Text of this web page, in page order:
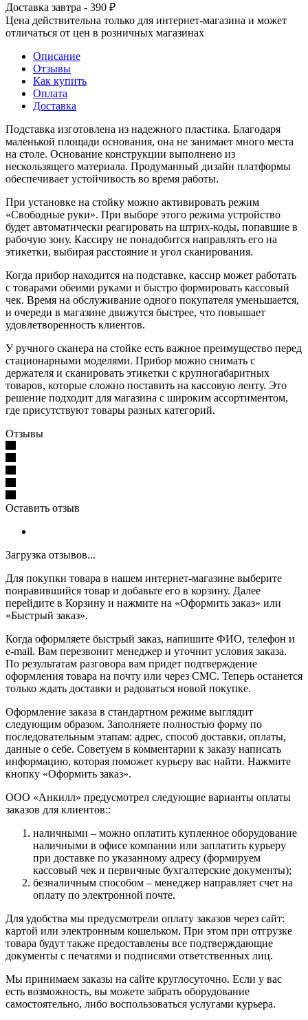
Доставка завтра - 390 ₽
Цена действительна только для интернет-магазина и может
отличаться от цен в розничных магазинах
Описание
Отзывы
Как купить
Оплата
Доставка
Подставка изготовлена из надежного пластика. Благодаря
маленькой площади основания, она не занимает много места
на столе. Основание конструкции выполнено из
нескользящего материала. Продуманный дизайн платформы
обеспечивает устойчивость во время работы.
При установке на стойку можно активировать режим
«Свободные руки». При выборе этого режима устройство
будет автоматически реагировать на штрих-коды, попавшие в
рабочую зону. Кассиру не понадобится направлять его на
этикетки, выбирая расстояние и угол сканирования.
Когда прибор находится на подставке, кассир может работать
с товарами обеими руками и быстро формировать кассовый
чек. Время на обслуживание одного покупателя уменьшается,
и очереди в магазине движутся быстрее, что повышает
удовлетворенность клиентов.
У ручного сканера на стойке есть важное преимущество перед
стационарными моделями. Прибор можно снимать с
держателя и сканировать этикетки с крупногабаритных
товаров, которые сложно поставить на кассовую ленту. Это
решение подходит для магазина с широким ассортиментом,
где присутствуют товары разных категорий.
Отзывы
Оставить отзыв
Загрузка отзывов...
Для покупки товара в нашем интернет-магазине выберите
понравившийся товар и добавьте его в корзину. Далее
перейдите в Корзину и нажмите на «Оформить заказ» или
«Быстрый заказ».
Когда оформляете быстрый заказ, напишите ФИО, телефон и
e-mail. Вам перезвонит менеджер и уточнит условия заказа.
По результатам разговора вам придет подтверждение
оформления товара на почту или через СМС. Теперь останется
только ждать доставки и радоваться новой покупке.
Оформление заказа в стандартном режиме выглядит
следующим образом. Заполняете полностью форму по
последовательным этапам: адрес, способ доставки, оплаты,
данные о себе. Советуем в комментарии к заказу написать
информацию, которая поможет курьеру вас найти. Нажмите
кнопку «Оформить заказ».
ООО «Анкилл» предусмотрел следующие варианты оплаты
заказов для клиентов::
наличными – можно оплатить купленное оборудование
наличными в офисе компании или заплатить курьеру
при доставке по указанному адресу (формируем
кассовый чек и первичные бухгалтерские документы);
безналичным способом – менеджер направляет счет на
оплату по электронной почте.
Для удобства мы предусмотрели оплату заказов через сайт:
картой или электронным кошельком. При этом при отгрузке
товара будут также предоставлены все подтверждающие
документы с печатями и подписями ответственных лиц.
Мы принимаем заказы на сайте круглосуточно. Если у вас
есть возможность, вы можете забрать оборудование
самостоятельно, либо воспользоваться услугами курьера.